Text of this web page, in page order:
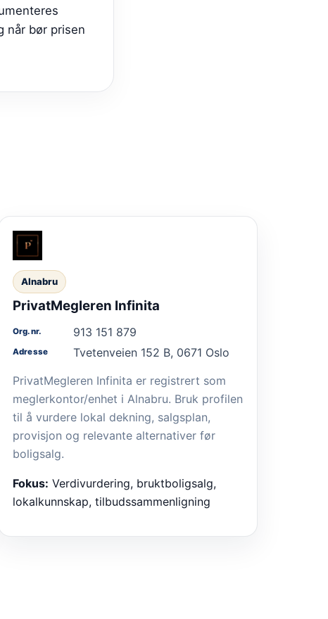
når bør prisen
Alnabru
PrivatMegleren Infinita
Org.nr. 913 151 879
Adresse
Tvetenveien 152 B, 0671 Oslo
PrivatMegleren Infinita er registrert som
meglerkontor/enhet i Alnabru. Bruk profilen
til å vurdere lokal dekning, salgsplan,
provisjon og relevante alternativer før
boligsalg.
Fokus: Verdivurdering, bruktboligsalg,
lokalkunnskap, tilbudssammenligning